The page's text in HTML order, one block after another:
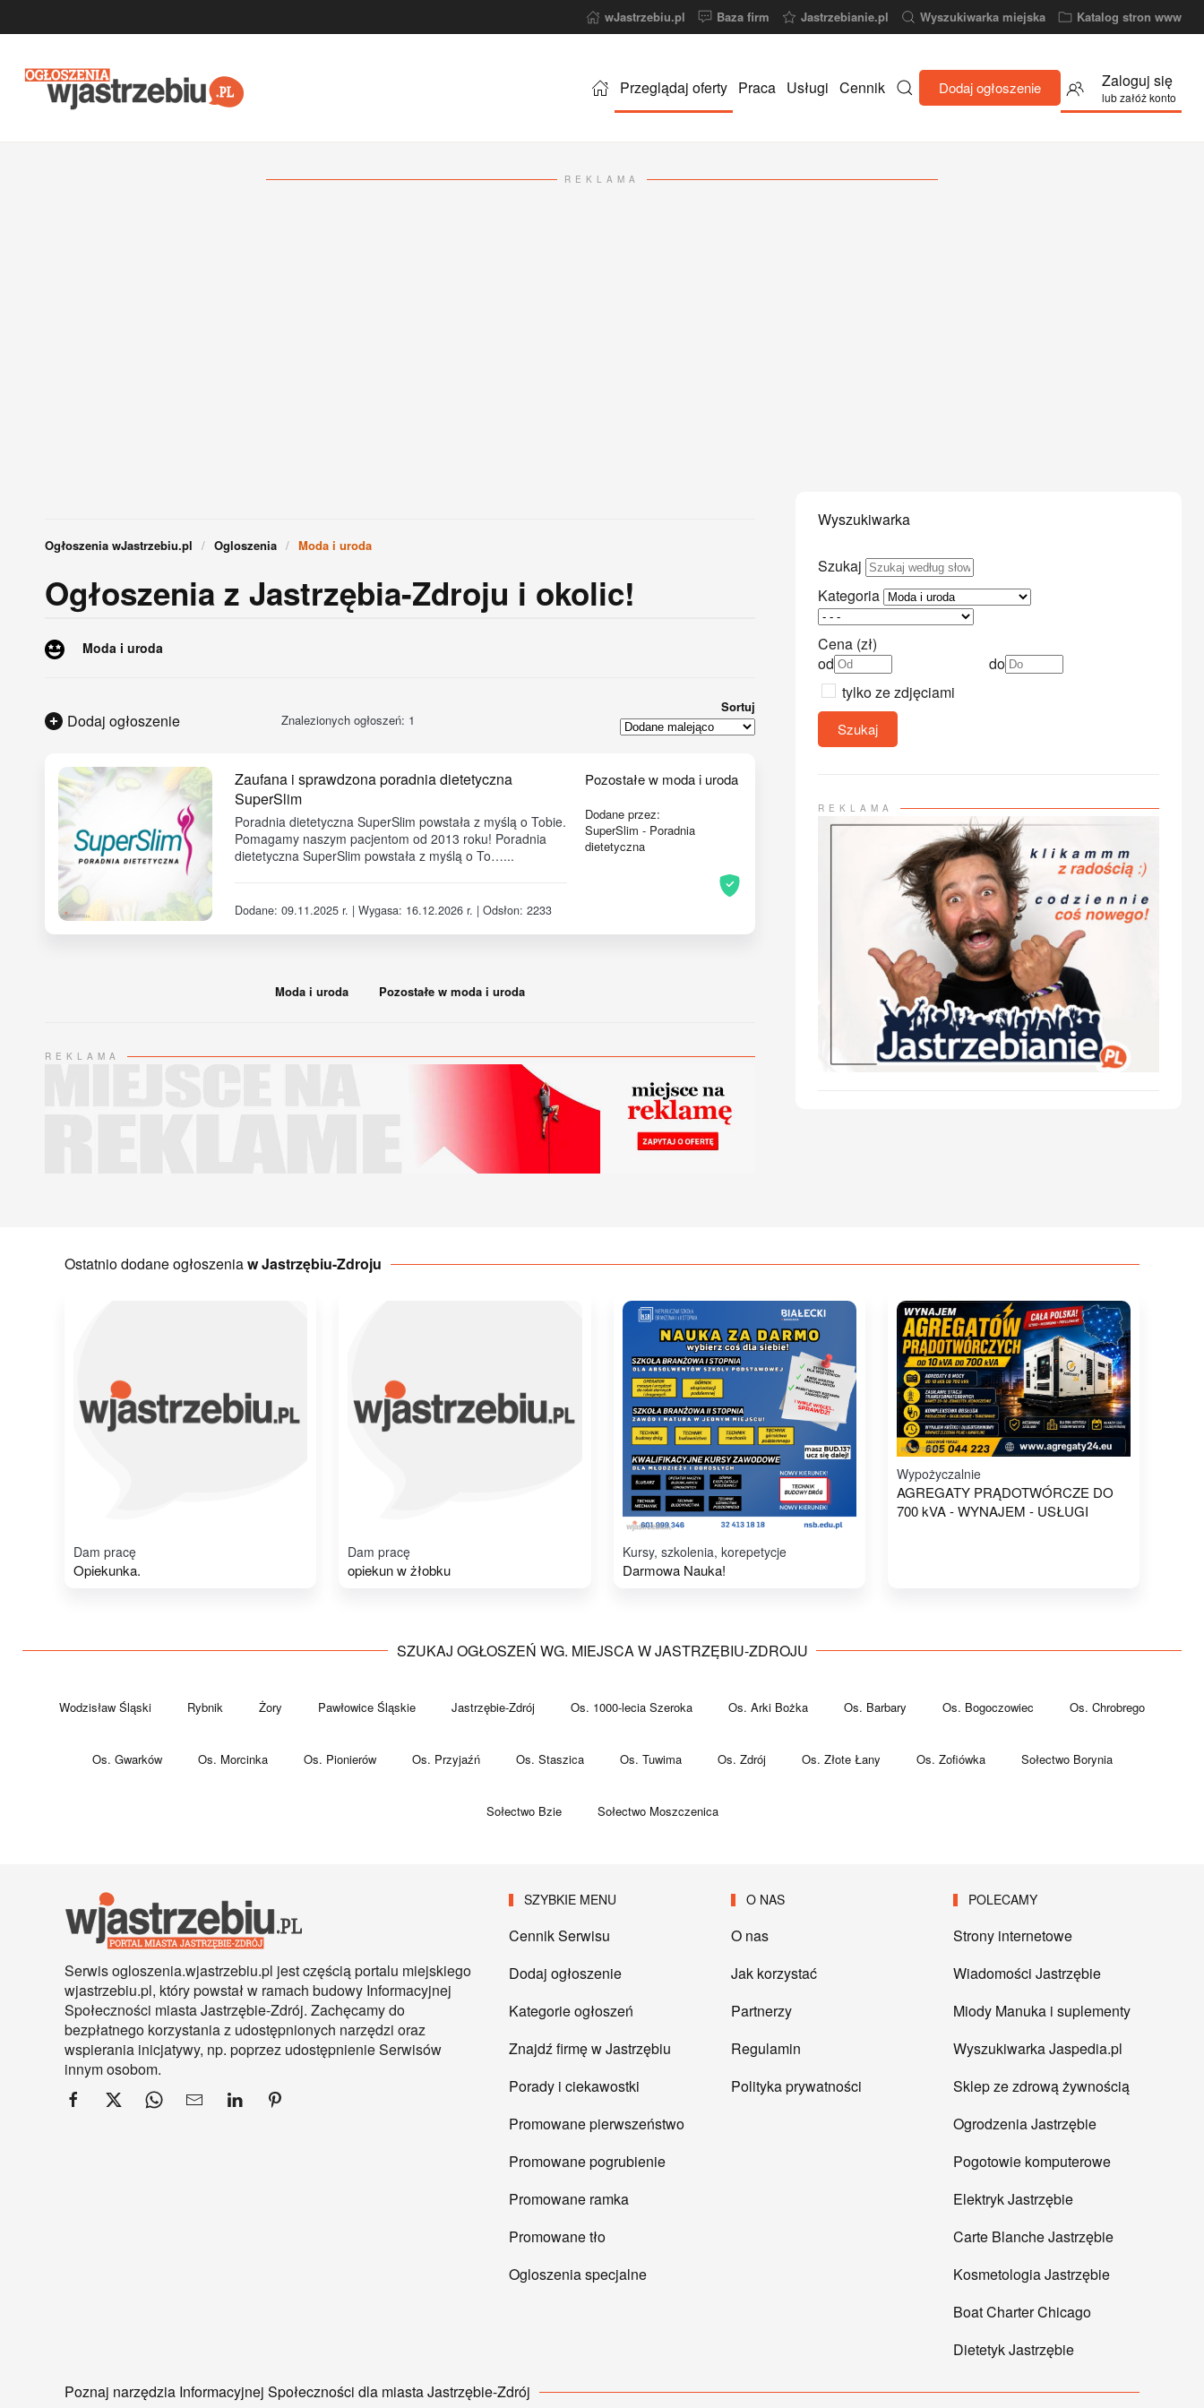
wJastrzebiu.pl Baza firm Jastrzebianie.pl Wyszukiwarka miejska Katalog stron www
Przeglądaj oferty Praca Usługi Cennik Dodaj ogłoszenie Zaloguj się
lub załóż konto
REKLAMA
Ogłoszenia wJastrzebiu.pl Ogloszenia Moda i uroda
Ogłoszenia z Jastrzębia-Zdroju i okolic!
Moda i uroda
Dodaj ogłoszenie Znalezionych ogłoszeń: 1
Sortuj
Zaufana i sprawdzona poradnia dietetyczna
SuperSlim
Poradnia dietetyczna SuperSlim powstała z myślą o Tobie.
Pomagamy naszym pacjentom od 2013 roku! Poradnia
dietetyczna SuperSlim powstała z myślą o To…...
Dodane: 09.11.2025 r. | Wygasa: 16.12.2026 r. | Odsłon: 2233
Pozostałe w moda i uroda
Dodane przez:
SuperSlim - Poradnia
dietetyczna
Moda i uroda Pozostałe w moda i uroda
REKLAMA
Wyszukiwarka
Szukaj
Kategoria
Cena (zł)
od
do
tylko ze zdjęciami
Szukaj
REKLAMA
Ostatnio dodane ogłoszeniaw Jastrzębiu-Zdroju
Dam pracę
Opiekunka.
Dam pracę
opiekun w żłobku
Kursy, szkolenia, korepetycje
Darmowa Nauka!
Wypożyczalnie
AGREGATY PRĄDOTWÓRCZE DO
700 kVA - WYNAJEM - USŁUGI
SZUKAJ OGŁOSZEŃ WG. MIEJSCA W JASTRZĘBIU-ZDROJU
Wodzisław Śląski Rybnik Żory Pawłowice Śląskie Jastrzębie-Zdrój Os. 1000-lecia Szeroka Os. Arki Bożka Os. Barbary Os. Bogoczowiec Os. Chrobrego
Os. Gwarków Os. Morcinka Os. Pionierów Os. Przyjaźń Os. Staszica Os. Tuwima Os. Zdrój Os. Złote Łany Os. Zofiówka Sołectwo Borynia
Sołectwo Bzie Sołectwo Moszczenica
Serwis ogloszenia.wjastrzebiu.pl jest częścią portalu miejskiego
wjastrzebiu.pl, który powstał w ramach budowy Informacyjnej
Społeczności miasta Jastrzębie-Zdrój. Zachęcamy do
bezpłatnego korzystania z udostępnionych narzędzi oraz
wspierania inicjatywy, np. poprzez udostępnienie Serwisów
innym osobom.
SZYBKIE MENU
Cennik Serwisu
Dodaj ogłoszenie
Kategorie ogłoszeń
Znajdź firmę w Jastrzębiu
Porady i ciekawostki
Promowane pierwszeństwo
Promowane pogrubienie
Promowane ramka
Promowane tło
Ogloszenia specjalne
O NAS
O nas
Jak korzystać
Partnerzy
Regulamin
Polityka prywatności
POLECAMY
Strony internetowe
Wiadomości Jastrzębie
Miody Manuka i suplementy
Wyszukiwarka Jaspedia.pl
Sklep ze zdrową żywnością
Ogrodzenia Jastrzębie
Pogotowie komputerowe
Elektryk Jastrzębie
Carte Blanche Jastrzębie
Kosmetologia Jastrzębie
Boat Charter Chicago
Dietetyk Jastrzębie
Poznaj narzędzia Informacyjnej Społeczności dla miasta Jastrzębie-Zdrój